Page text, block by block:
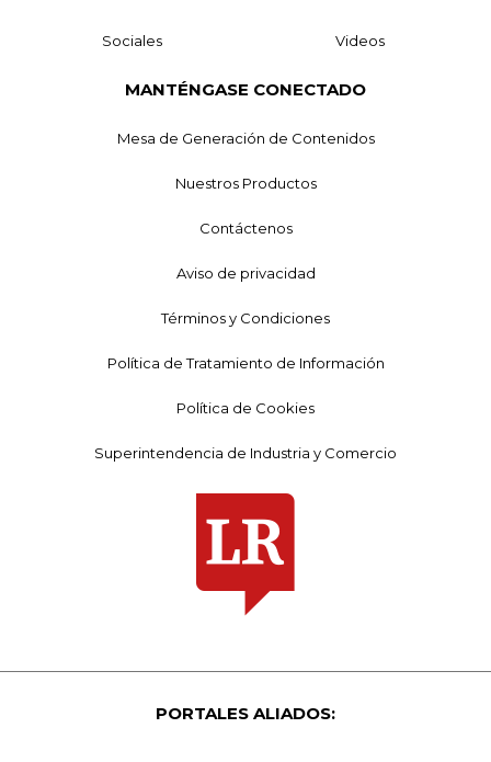
Sociales Videos
MANTÉNGASE CONECTADO
Mesa de Generación de Contenidos
Nuestros Productos
Contáctenos
Aviso de privacidad
Términos y Condiciones
Política de Tratamiento de Información
Política de Cookies
Superintendencia de Industria y Comercio
PORTALES ALIADOS: